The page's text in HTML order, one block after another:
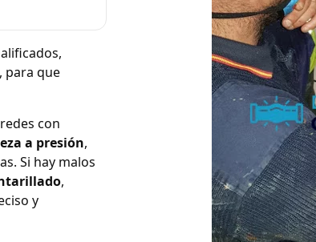
para que
con
a presión,
Si hay malos
,
y